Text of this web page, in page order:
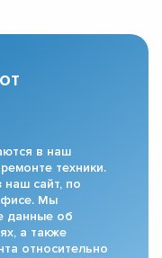
в наш
техники.
сайт, по
Мы
данные об
а также
относительно